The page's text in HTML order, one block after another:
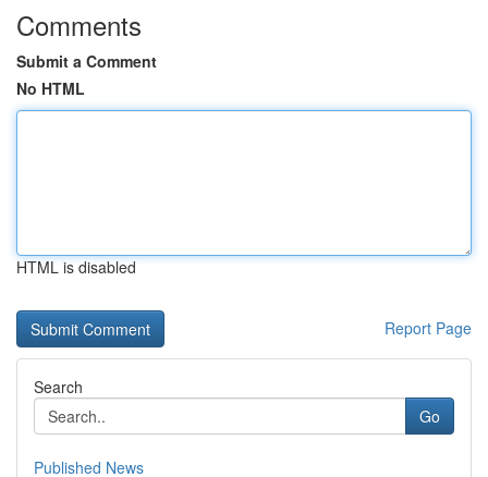
Comments
Submit a Comment
No HTML
HTML is disabled
Report Page
Search
Go
Published News